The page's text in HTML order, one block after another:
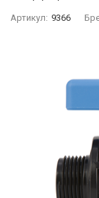
Артикул: 9366